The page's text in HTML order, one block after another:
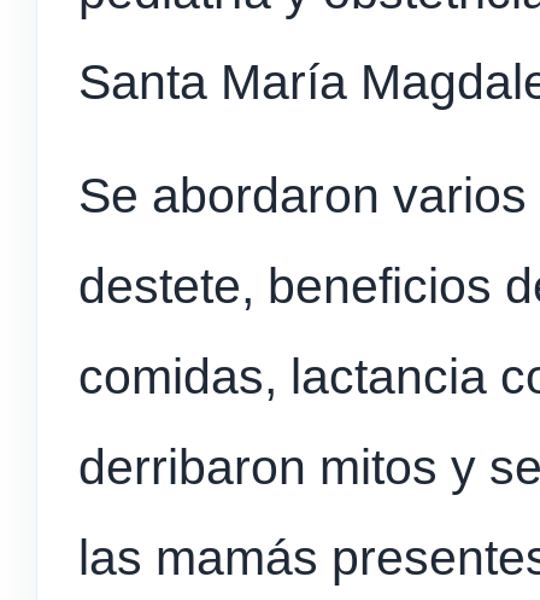
Santa María
Se abordaron
destete, beneficios
comidas, lactancia
derribaron mitos y
las mamás